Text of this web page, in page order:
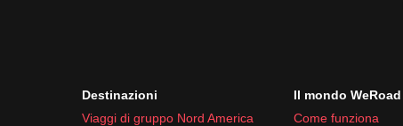
Destinazioni
Viaggi di gruppo Nord America
Il mondo WeRoad
Come funziona